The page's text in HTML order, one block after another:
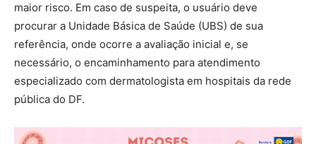
maior risco. Em caso de suspeita, o usuário deve
procurar a Unidade Básica de Saúde (UBS) de sua
referência, onde ocorre a avaliação inicial e, se
necessário, o encaminhamento para atendimento
especializado com dermatologista em hospitais da rede
pública do DF.